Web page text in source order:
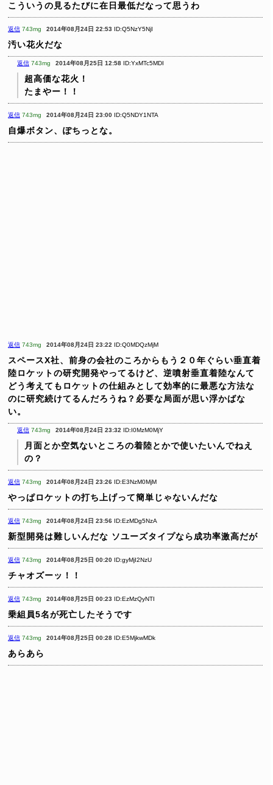
こういうの見るたびに在日最低だなって思うわ
返信 743mg 2014年08月24日 22:53 ID:Q5NzY5NjI
汚い花火だな
返信 743mg 2014年08月25日 12:58 ID:YxMTc5MDI
超高価な花火！
たまやー！！
返信 743mg 2014年08月24日 23:00 ID:Q5NDY1NTA
自爆ボタン、ぽちっとな。
返信 743mg 2014年08月24日 23:22 ID:Q0MDQzMjM
スペースX社、前身の会社のころからもう２０年ぐらい垂直着
陸ロケットの研究開発やってるけど、逆噴射垂直着陸なんて
どう考えてもロケットの仕組みとして効率的に最悪な方法な
のに研究続けてるんだろうね？必要な局面が思い浮かばな
い。
返信 743mg 2014年08月24日 23:32 ID:I0MzM0MjY
月面とか空気ないところの着陸とかで使いたいんでねえ
の？
返信 743mg 2014年08月24日 23:26 ID:E3NzM0MjM
やっぱロケットの打ち上げって簡単じゃないんだな
返信 743mg 2014年08月24日 23:56 ID:EzMDg5NzA
新型開発は難しいんだな ソユーズタイプなら成功率激高だが
返信 743mg 2014年08月25日 00:20 ID:gyMjI2NzU
チャオズーッ！！
返信 743mg 2014年08月25日 00:23 ID:EzMzQyNTI
乗組員5名が死亡したそうです
返信 743mg 2014年08月25日 00:28 ID:E5MjkwMDk
あらあら